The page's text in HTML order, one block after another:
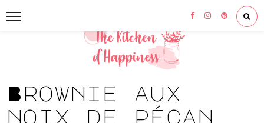
Brownie aux
noix de pécan